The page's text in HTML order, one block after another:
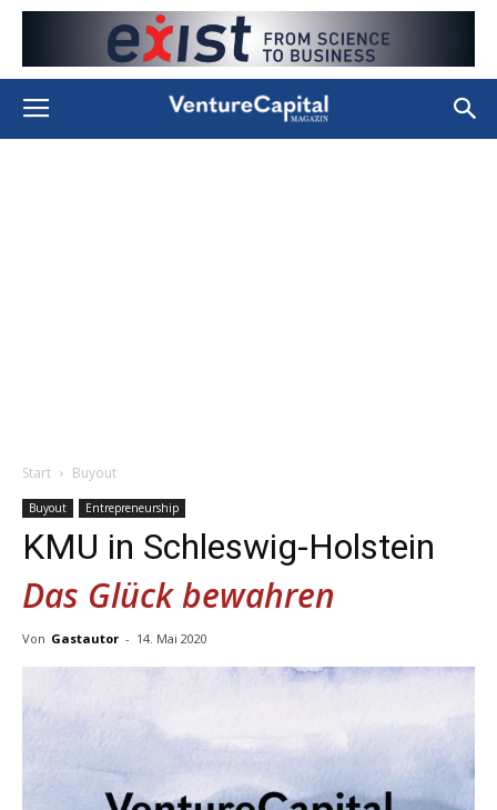
Start Buyout
Buyout Entrepreneurship
KMU in Schleswig-Holstein
Das Glück bewahren
Von Gastautor - 14. Mai 2020